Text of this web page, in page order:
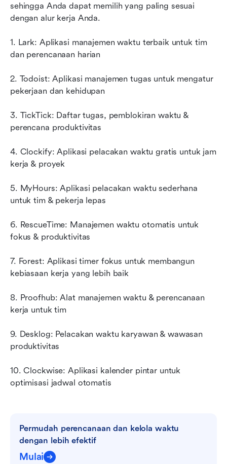
sehingga Anda dapat memilih yang paling sesuai
dengan alur kerja Anda.
1. Lark: Aplikasi manajemen waktu terbaik untuk tim
dan perencanaan harian
2. Todoist: Aplikasi manajemen tugas untuk mengatur
pekerjaan dan kehidupan
3. TickTick: Daftar tugas, pemblokiran waktu &
perencana produktivitas
4. Clockify: Aplikasi pelacakan waktu gratis untuk jam
kerja & proyek
5. MyHours: Aplikasi pelacakan waktu sederhana
untuk tim & pekerja lepas
6. RescueTime: Manajemen waktu otomatis untuk
fokus & produktivitas
7. Forest: Aplikasi timer fokus untuk membangun
kebiasaan kerja yang lebih baik
8. Proofhub: Alat manajemen waktu & perencanaan
kerja untuk tim
9. Desklog: Pelacakan waktu karyawan & wawasan
produktivitas
10. Clockwise: Aplikasi kalender pintar untuk
optimisasi jadwal otomatis
Permudah perencanaan dan kelola waktu
dengan lebih efektif
Mulai